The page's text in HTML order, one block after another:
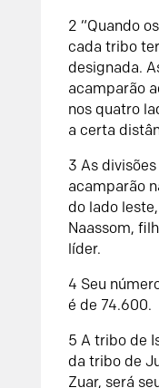
2 “Quando
cada tribo
designada.
acamparão
nos quatro
a certa
3 As
acamparão
do lado
Naassom,
líder.
4 Seu
é de 74.600.
5 A tribo de
da tribo de
Zuar, será